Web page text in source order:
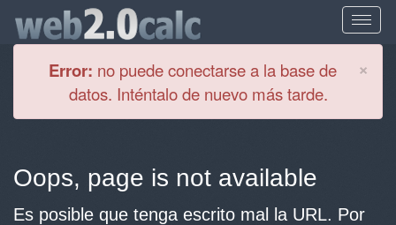
×
Error: no puede conectarse a la base de
datos. Inténtalo de nuevo más tarde.
Oops, page is not available
Es posible que tenga escrito mal la URL. Por